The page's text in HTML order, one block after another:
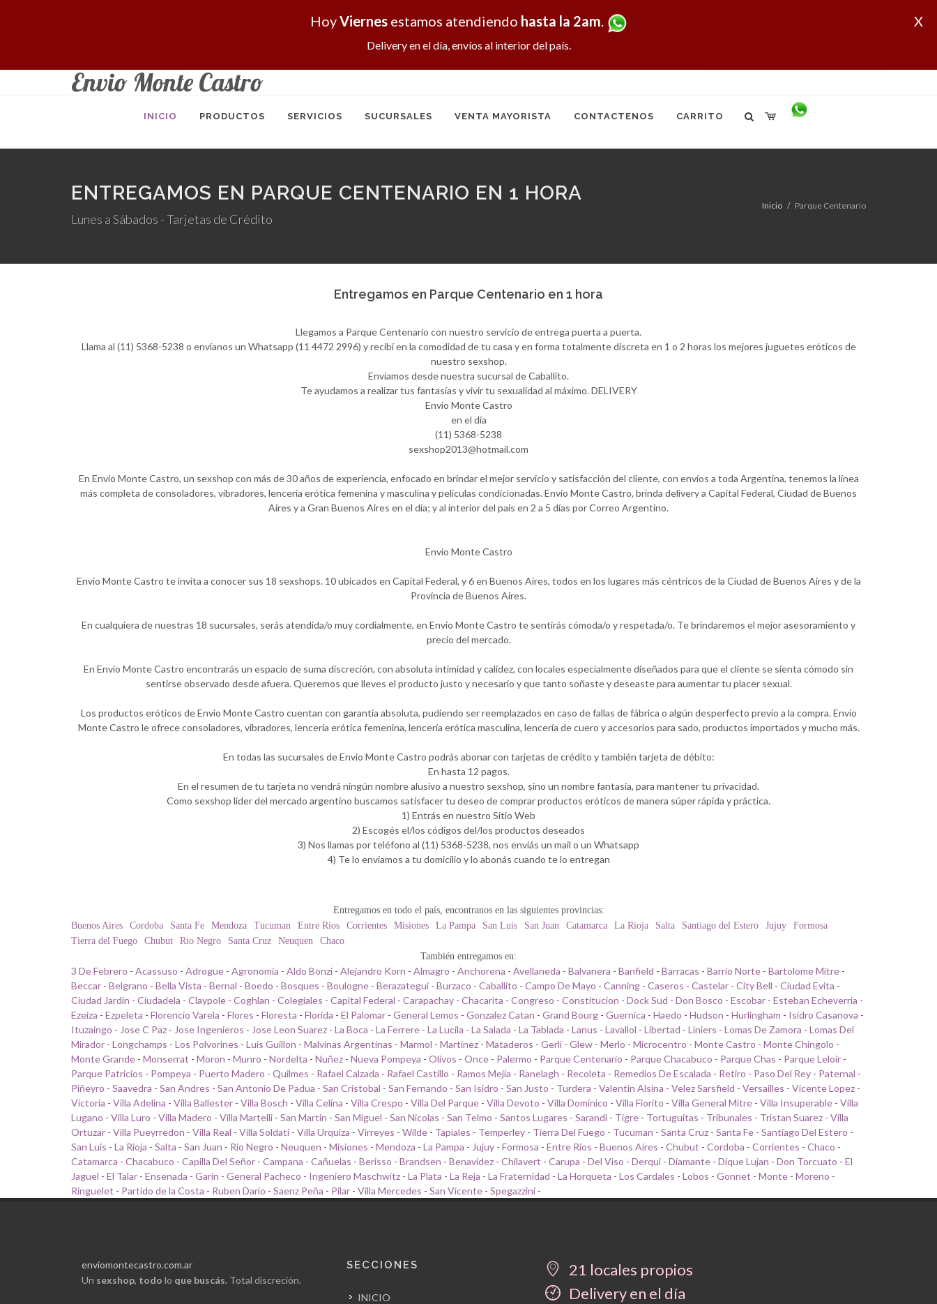
X
HoyViernesestamos atendiendo hasta la 2am.
Delivery en el día, envíos al interior del país.
Envio Monte Castro
INICIO PRODUCTOS SERVICIOS SUCURSALES VENTA MAYORISTA CONTACTENOS CARRITO
ENTREGAMOS EN PARQUE CENTENARIO EN 1 HORA
Lunes a Sábados - Tarjetas de Crédito
Inicio Parque Centenario
Entregamos en Parque Centenario en 1 hora
Llegamos a Parque Centenario con nuestro servicio de entrega puerta a puerta.
Llama al (11) 5368-5238 o envíanos un Whatsapp (11 4472 2996) y recibí en la comodidad de tu casa y en forma totalmente discreta en 1 o 2 horas los mejores juguetes eróticos de
nuestro sexshop.
Enviamos desde nuestra sucursal de Caballito.
Te ayudamos a realizar tus fantasías y vivir tu sexualidad al máximo. DELIVERY
Envio Monte Castro
en el día
(11) 5368-5238
sexshop2013@hotmail.com
En Envio Monte Castro, un sexshop con más de 30 años de experiencia, enfocado en brindar el mejor servicio y satisfacción del cliente, con envíos a toda Argentina, tenemos la línea
más completa de consoladores, vibradores, lencería erótica femenina y masculina y películas condicionadas. Envio Monte Castro, brinda delivery a Capital Federal, Ciudad de Buenos
Aires y a Gran Buenos Aires en el día; y al interior del pais en 2 a 5 días por Correo Argentino.
Envio Monte Castro
Envio Monte Castro te invita a conocer sus 18 sexshops. 10 ubicados en Capital Federal, y 6 en Buenos Aires, todos en los lugares más céntricos de la Ciudad de Buenos Aires y de la
Provincia de Buenos Aires.
En cualquiera de nuestras 18 sucursales, serás atendida/o muy cordialmente, en Envio Monte Castro te sentirás cómoda/o y respetada/o. Te brindaremos el mejor asesoramiento y
precio del mercado.
En Envio Monte Castro encontrarás un espacio de suma discreción, con absoluta intimidad y calidez, con locales especialmente diseñados para que el cliente se sienta cómodo sin
sentirse observado desde afuera. Queremos que lleves el producto justo y necesario y que tanto soñaste y deseaste para aumentar tu placer sexual.
Los productos eróticos de Envio Monte Castro cuentan con garantía absoluta, pudiendo ser reemplazados en caso de fallas de fábrica o algún desperfecto previo a la compra. Envio
Monte Castro le ofrece consoladores, vibradores, lencería erótica femenina, lencería erótica masculina, lencería de cuero y accesorios para sado, productos importados y mucho más.
En todas las sucursales de Envio Monte Castro podrás abonar con tarjetas de crédito y también tarjeta de débito:
En hasta 12 pagos.
En el resumen de tu tarjeta no vendrá ningún nombre alusivo a nuestro sexshop, sino un nombre fantasía, para mantener tu privacidad.
Como sexshop líder del mercado argentino buscamos satisfacer tu deseo de comprar productos eróticos de manera súper rápida y práctica.
1) Entrás en nuestro Sitio Web
2) Escogés el/los códigos del/los productos deseados
3) Nos llamas por teléfono al (11) 5368-5238, nos enviás un mail o un Whatsapp
4) Te lo enviamos a tu domicilio y lo abonás cuando te lo entregan
Entregamos en todo el país, encontranos en las siguientes provincias:
Buenos Aires
Cordoba Santa Fe Mendoza Tucuman Entre Rios Corrientes Misiones La Pampa San Luis San Juan Catamarca La Rioja Salta Santiago del Estero Jujuy
Formosa
Tierra del Fuego
Chubut Rio Negro Santa Cruz Neuquen
Chaco
También entregamos en:
3 De Febrero - Acassuso - Adrogue - Agronomia - Aldo Bonzi - Alejandro Korn - Almagro - Anchorena - Avellaneda - Balvanera - Banfield - Barracas - Barrio Norte - Bartolome Mitre -
Beccar - Belgrano - Bella Vista - Bernal - Boedo - Bosques - Boulogne - Berazategui - Burzaco - Caballito - Campo De Mayo - Canning - Caseros - Castelar - City Bell - Ciudad Evita -
Ciudad Jardin - Ciudadela - Claypole - Coghlan - Colegiales - Capital Federal - Carapachay - Chacarita - Congreso - Constitucion - Dock Sud - Don Bosco - Escobar - Esteban Echeverria -
Ezeiza - Ezpeleta - Florencio Varela - Flores - Floresta - Florida - El Palomar - General Lemos - Gonzalez Catan - Grand Bourg - Guernica - Haedo - Hudson - Hurlingham - Isidro Casanova -
Ituzaingo - Jose C Paz - Jose Ingenieros - Jose Leon Suarez - La Boca - La Ferrere - La Lucila - La Salada - La Tablada - Lanus - Lavallol - Libertad - Liniers - Lomas De Zamora - Lomas Del
Mirador - Longchamps - Los Polvorines - Luis Guillon - Malvinas Argentinas - Marmol - Martinez - Mataderos - Gerli - Glew - Merlo - Microcentro - Monte Castro - Monte Chingolo -
Monte Grande - Monserrat - Moron - Munro - Nordelta - Nuñez - Nueva Pompeya - Olivos - Once - Palermo - Parque Centenario - Parque Chacabuco - Parque Chas - Parque Leloir -
Parque Patricios - Pompeya - Puerto Madero - Quilmes - Rafael Calzada - Rafael Castillo - Ramos Mejia - Ranelagh - Recoleta - Remedios De Escalada - Retiro - Paso Del Rey - Paternal -
Piñeyro - Saavedra - San Andres - San Antonio De Padua - San Cristobal - San Fernando - San Isidro - San Justo - Turdera - Valentin Alsina - Velez Sarsfield - Versailles - Vicente Lopez -
Victoria - Villa Adelina - Villa Ballester - Villa Bosch - Villa Celina - Villa Crespo - Villa Del Parque - Villa Devoto - Villa Dominico - Villa Fiorito - Villa General Mitre - Villa Insuperable - Villa
Lugano - Villa Luro - Villa Madero - Villa Martelli - San Martin - San Miguel - San Nicolas - San Telmo - Santos Lugares - Sarandi - Tigre - Tortuguitas - Tribunales - Tristan Suarez - Villa
Ortuzar - Villa Pueyrredon - Villa Real - Villa Soldati - Villa Urquiza - Virreyes - Wilde - Tapiales - Temperley - Tierra Del Fuego - Tucuman - Santa Cruz - Santa Fe - Santiago Del Estero -
San Luis - La Rioja - Salta - San Juan - Rio Negro - Neuquen - Misiones - Mendoza - La Pampa - Jujuy - Formosa - Entre Rios - Buenos Aires - Chubut - Cordoba - Corrientes - Chaco -
Catamarca - Chacabuco - Capilla Del Señor - Campana - Cañuelas - Berisso - Brandsen - Benavidez - Chilavert - Carupa - Del Viso - Derqui - Diamante - Dique Lujan - Don Torcuato - El
Jaguel - El Talar - Ensenada - Garin - General Pacheco - Ingeniero Maschwitz - La Plata - La Reja - La Fraternidad - La Horqueta - Los Cardales - Lobos - Gonnet - Monte - Moreno -
Ringuelet - Partido de la Costa - Ruben Dario - Saenz Peña - Pilar - Villa Mercedes - San Vicente - Spegazzini -
enviomontecastro.com.ar
Un sexshop, todo lo que buscás. Total discreción.
SECCIONES
INICIO
21 locales propios
Delivery en el día